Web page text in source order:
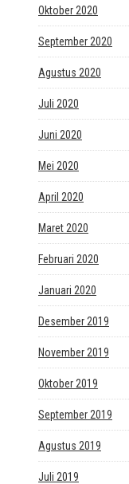
Oktober 2020
September 2020
Agustus 2020
Juli 2020
Juni 2020
Mei 2020
April 2020
Maret 2020
Februari 2020
Januari 2020
Desember 2019
November 2019
Oktober 2019
September 2019
Agustus 2019
Juli 2019